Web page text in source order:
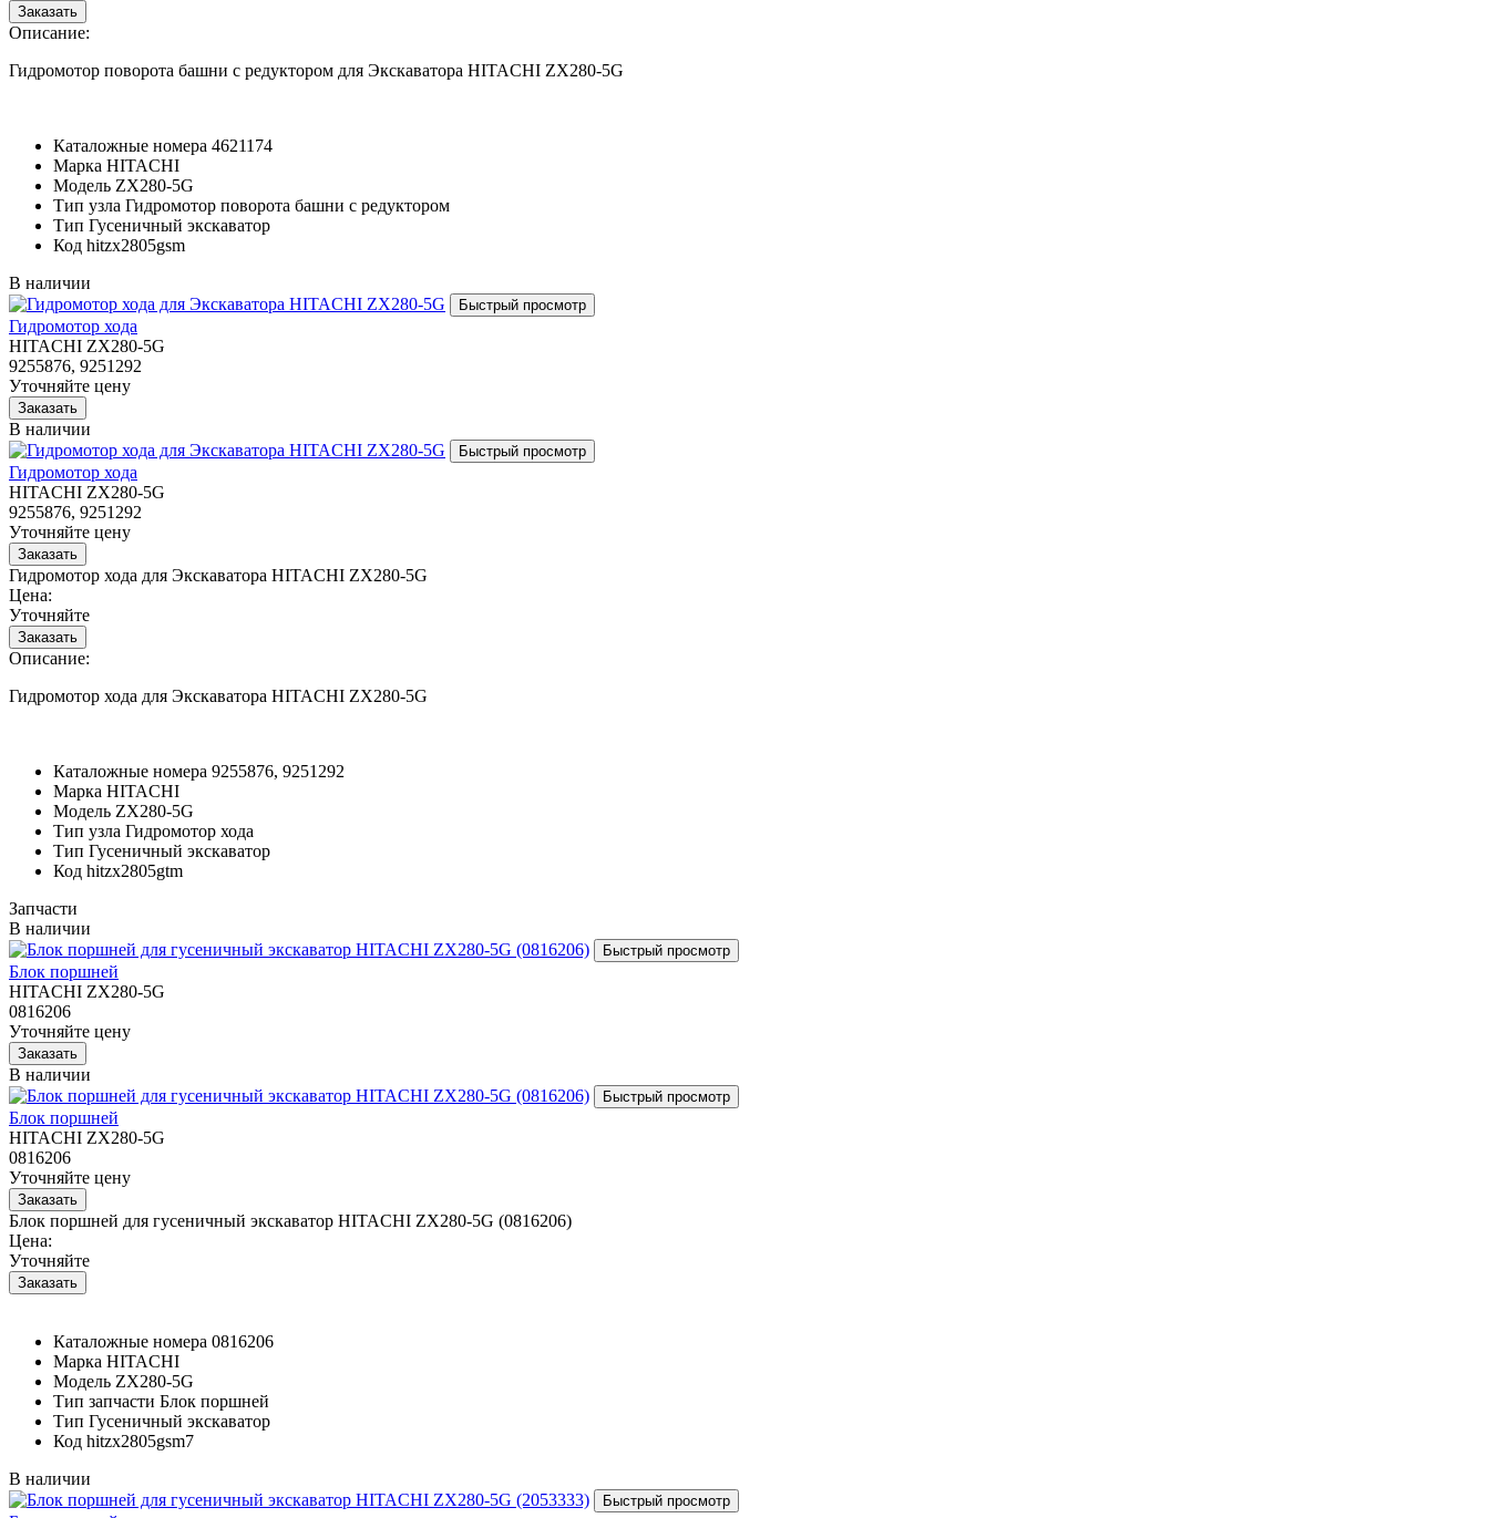
Описание:
Гидромотор поворота башни с редуктором для Экскаватора HITACHI ZX280-5G
Каталожные номера 4621174
Марка HITACHI
Модель ZX280-5G
Тип узла Гидромотор поворота башни с редуктором
Тип Гусеничный экскаватор
Код hitzx2805gsm
В наличии
Гидромотор хода
HITACHI ZX280-5G
9255876, 9251292
Уточняйте цену
В наличии
Гидромотор хода
HITACHI ZX280-5G
9255876, 9251292
Уточняйте цену
Гидромотор хода для Экскаватора HITACHI ZX280-5G
Цена:
Уточняйте
Описание:
Гидромотор хода для Экскаватора HITACHI ZX280-5G
Каталожные номера 9255876, 9251292
Марка HITACHI
Модель ZX280-5G
Тип узла Гидромотор хода
Тип Гусеничный экскаватор
Код hitzx2805gtm
Запчасти
В наличии
Блок поршней
HITACHI ZX280-5G
0816206
Уточняйте цену
В наличии
Блок поршней
HITACHI ZX280-5G
0816206
Уточняйте цену
Блок поршней для гусеничный экскаватор HITACHI ZX280-5G (0816206)
Цена:
Уточняйте
Каталожные номера 0816206
Марка HITACHI
Модель ZX280-5G
Тип запчасти Блок поршней
Тип Гусеничный экскаватор
Код hitzx2805gsm7
В наличии